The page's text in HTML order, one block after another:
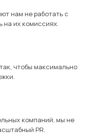
нам не работать с
на их комиссиях.
чтобы максимально
компаний, мы не
PR.